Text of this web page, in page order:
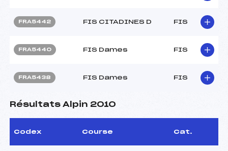
FRA5442 FIS CITADINES D FIS
FRA5440 FIS Dames FIS
FRA5438 FIS Dames FIS
Résultats Alpin 2010
Codex Course Cat.